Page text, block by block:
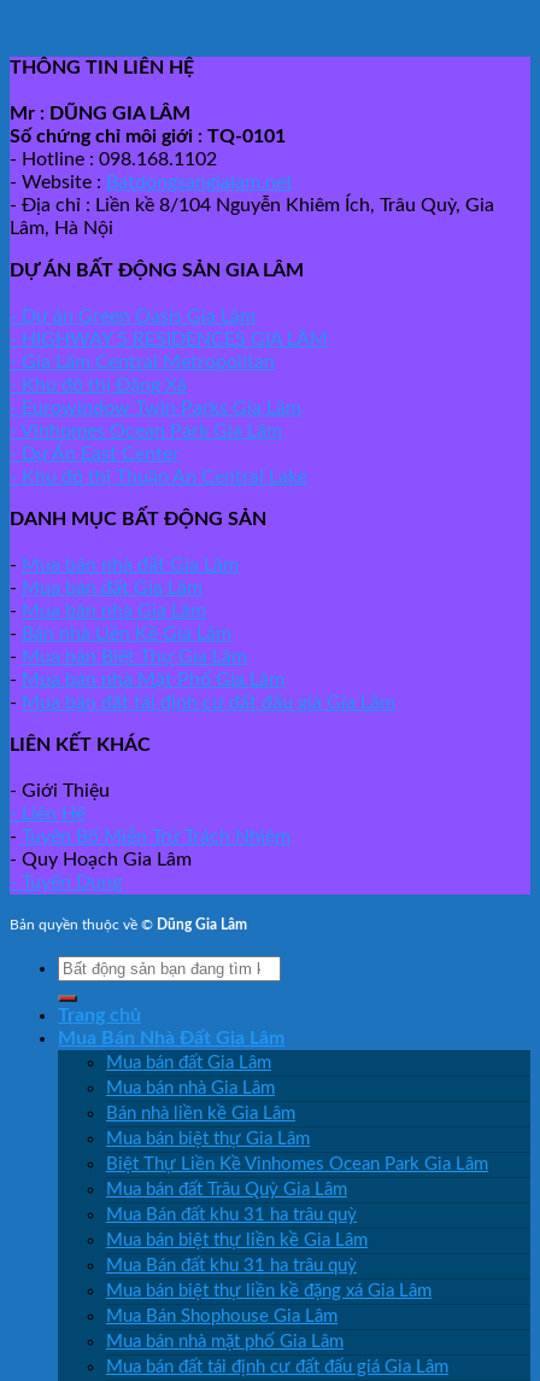
THÔNG TIN LIÊN HỆ
Mr : DŨNG GIA LÂM
Số chứng chỉ môi giới : TQ-0101
- Hotline : 098.168.1102
- Website : Batdongsangialam.net
- Địa chỉ : Liền kề 8/104 Nguyễn Khiêm Ích, Trâu Quỳ, Gia
Lâm, Hà Nội
DỰ ÁN BẤT ĐỘNG SẢN GIA LÂM
- Dự án Green Oasis Gia Lâm
- HIGHWAY 5 RESIDENCES GIA LÂM
- Gia Lâm Central Metropolitan
- Khu đô thị Đặng Xá
- Eurowindow Twin Parks Gia Lâm
- Vinhomes Ocean Park Gia Lâm
- Dự Án East Center
- Khu đô thị Thuận An Central Lake
DANH MỤC BẤT ĐỘNG SẢN
- Mua bán nhà đất Gia Lâm
- Mua bán đất Gia Lâm
- Mua bán nhà Gia Lâm
- Bán nhà Liền Kề Gia Lâm
- Mua bán Biệt Thự Gia Lâm
- Mua bán nhà Mặt Phố Gia Lâm
- Mua bán đất tái định cư đất đấu giá Gia Lâm
LIÊN KẾT KHÁC
- Giới Thiệu
- Liên Hệ
- Tuyên Bố Miễn Trừ Trách Nhiệm
- Quy Hoạch Gia Lâm
- Tuyển Dụng
Bản quyền thuộc về © Dũng Gia Lâm
Search
Trang chủ
Mua Bán Nhà Đất Gia Lâm
Mua bán đất Gia Lâm
Mua bán nhà Gia Lâm
Bán nhà liền kề Gia Lâm
Mua bán biệt thự Gia Lâm
Biệt Thự Liền Kề Vinhomes Ocean Park Gia Lâm
Mua bán đất Trâu Quỳ Gia Lâm
Mua Bán đất khu 31 ha trâu quỳ
Mua bán biệt thự liền kề Gia Lâm
Mua Bán đất khu 31 ha trâu quỳ
Mua bán biệt thự liền kề đặng xá Gia Lâm
Mua Bán Shophouse Gia Lâm
Mua bán nhà mặt phố Gia Lâm
Mua bán đất tái định cư đất đấu giá Gia Lâm